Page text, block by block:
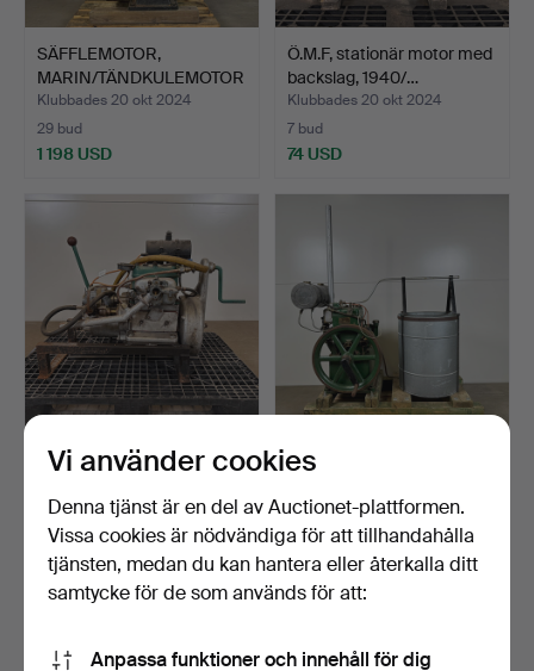
SÄFFLEMOTOR,
MARIN/TÄNDKULEMOTOR
, bröderna…
Klubbades 20 okt 2024
29 bud
1 198 USD
Ö.M.F, stationär motor med
backslag, 1940/…
Klubbades 20 okt 2024
7 bud
74 USD
KARL ERIK, marin/stationär
motor, 1940-50t…
Klubbades 20 okt 2024
13 bud
95 USD
SOLO H8,
MARIN/STATIONÄR
MOTOR, bröderna S…
Klubbades 20 okt 2024
32 bud
338 USD
Vi använder cookies
Denna tjänst är en del av Auctionet-plattformen.
Vissa cookies är nödvändiga för att tillhandahålla
tjänsten, medan du kan hantera eller återkalla ditt
samtycke för de som används för att:
Anpassa funktioner och innehåll för dig